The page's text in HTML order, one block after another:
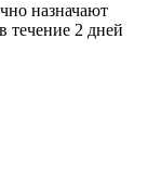
назначают
течение 2 дней